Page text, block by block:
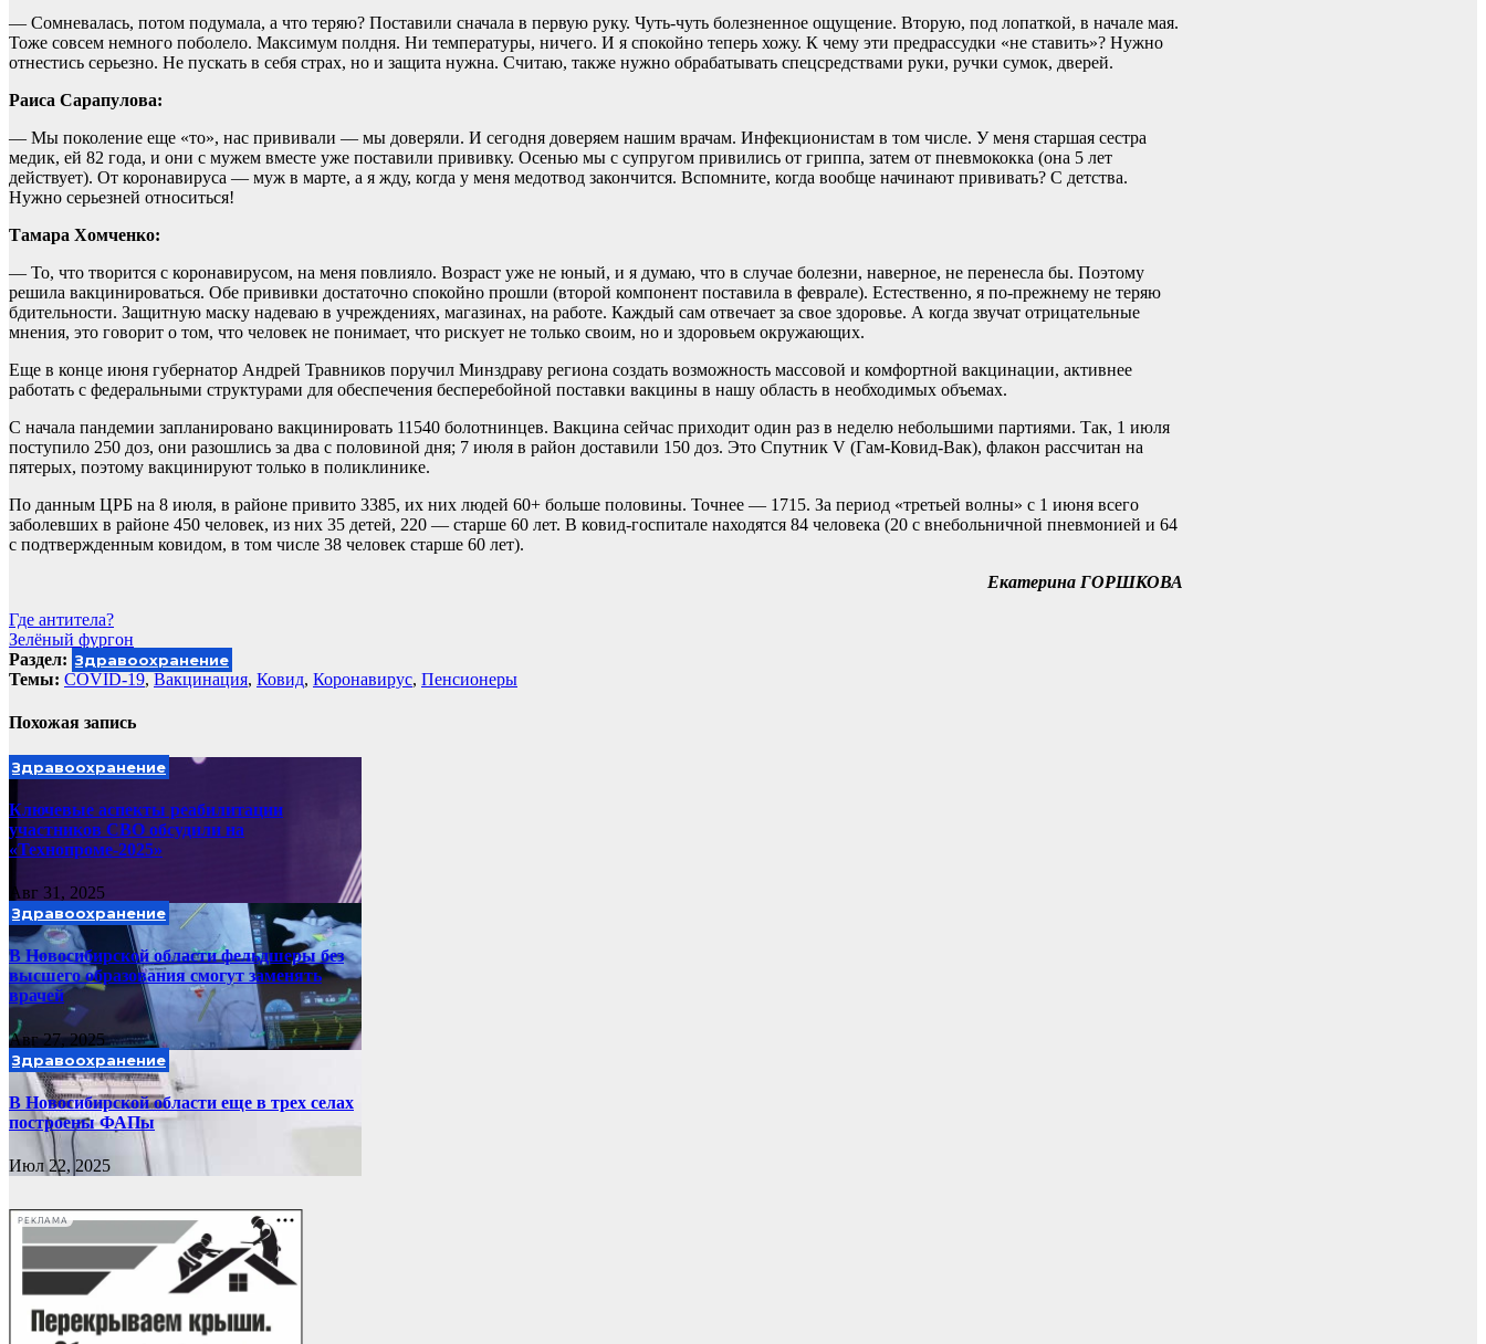
— Сомневалась, потом подумала, а что теряю? Поставили сначала в первую руку. Чуть-чуть болезненное ощущение. Вторую, под лопаткой, в начале мая.
Тоже совсем немного поболело. Максимум полдня. Ни температуры, ничего. И я спокойно теперь хожу. К чему эти предрассудки «не ставить»? Нужно
отнестись серьезно. Не пускать в себя страх, но и защита нужна. Считаю, также нужно обрабатывать спецсредствами руки, ручки сумок, дверей.
Раиса Сарапулова:
— Мы поколение еще «то», нас прививали — мы доверяли. И сегодня доверяем нашим врачам. Инфекционистам в том числе. У меня старшая сестра
медик, ей 82 года, и они с мужем вместе уже поставили прививку. Осенью мы с супругом привились от гриппа, затем от пневмококка (она 5 лет
действует). От коронавируса — муж в марте, а я жду, когда у меня медотвод закончится. Вспомните, когда вообще начинают прививать? С детства.
Нужно серьезней относиться!
Тамара Хомченко:
— То, что творится с коронавирусом, на меня повлияло. Возраст уже не юный, и я думаю, что в случае болезни, наверное, не перенесла бы. Поэтому
решила вакцинироваться. Обе прививки достаточно спокойно прошли (второй компонент поставила в феврале). Естественно, я по-прежнему не теряю
бдительности. Защитную маску надеваю в учреждениях, магазинах, на работе. Каждый сам отвечает за свое здоровье. А когда звучат отрицательные
мнения, это говорит о том, что человек не понимает, что рискует не только своим, но и здоровьем окружающих.
Еще в конце июня губернатор Андрей Травников поручил Минздраву региона создать возможность массовой и комфортной вакцинации, активнее
работать с федеральными структурами для обеспечения бесперебойной поставки вакцины в нашу область в необходимых объемах.
С начала пандемии запланировано вакцинировать 11540 болотнинцев. Вакцина сейчас приходит один раз в неделю небольшими партиями. Так, 1 июля
поступило 250 доз, они разошлись за два с половиной дня; 7 июля в район доставили 150 доз. Это Спутник V (Гам-Ковид-Вак), флакон рассчитан на
пятерых, поэтому вакцинируют только в поликлинике.
По данным ЦРБ на 8 июля, в районе привито 3385, их них людей 60+ больше половины. Точнее — 1715. За период «третьей волны» с 1 июня всего
заболевших в районе 450 человек, из них 35 детей, 220 — старше 60 лет. В ковид-госпитале находятся 84 человека (20 с внебольничной пневмонией и 64
с подтвержденным ковидом, в том числе 38 человек старше 60 лет).
Екатерина ГОРШКОВА
Навигация
по
записям
Где антитела?
Зелёный фургон
Раздел: Здравоохранение
Темы: COVID-19, Вакцинация, Ковид, Коронавирус, Пенсионеры
Похожая запись
Здравоохранение
Ключевые аспекты реабилитации
участников СВО обсудили на
«Технопроме-2025»
Авг 31, 2025
Здравоохранение
В Новосибирской области фельдшеры без
высшего образования смогут заменять
врачей
Авг 27, 2025
Здравоохранение
В Новосибирской области еще в трех селах
построены ФАПы
Июл 22, 2025
РЕКЛАМА